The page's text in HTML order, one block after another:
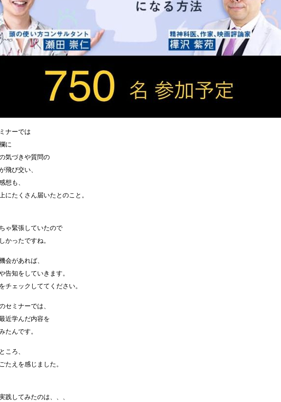
ナーでは
に
気づきや質問の
飛び交い、
想も、
にたくさん届いたとのこと。
ゃ緊張していたので
かったですね。
会があれば、
告知をしていきます。
チェックしててください。
セミナーでは、
近学んだ内容を
たんです。
ころ、
たえを感じました。
践してみたのは、、、